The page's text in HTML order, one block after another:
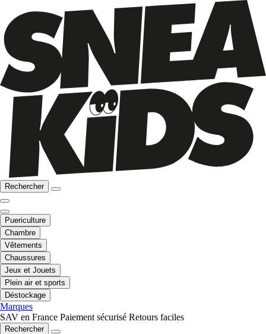
Rechercher
Puericulture
Chambre
Vêtements
Chaussures
Jeux et Jouets
Plein air et sports
Déstockage
Marques
SAV en France Paiement sécurisé Retours faciles
Rechercher